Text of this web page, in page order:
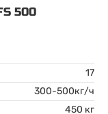
500
17
300-500кг/ч
450 кг